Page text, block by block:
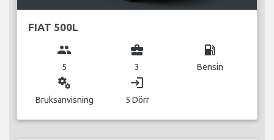
FIAT 500L
group
5
business_center
3
local_gas_station
Bensin
miscellaneous_services
Bruksanvisning
login
5 Dörr